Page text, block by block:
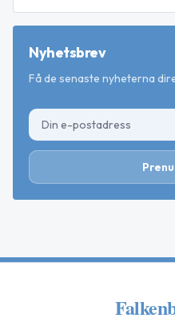
Nyhetsbrev
Få de senaste nyheterna